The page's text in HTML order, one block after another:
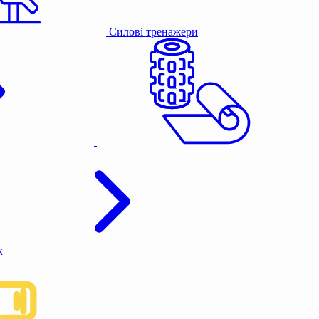
Силові тренажери